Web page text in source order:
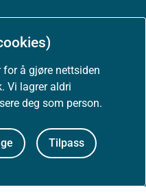
å gjøre nettsiden
Vi lagrer aldri
deg som person.
Tilpass